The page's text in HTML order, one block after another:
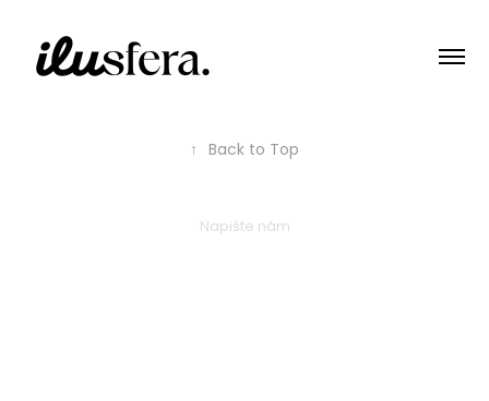
↑ Back to Top
Napište nám